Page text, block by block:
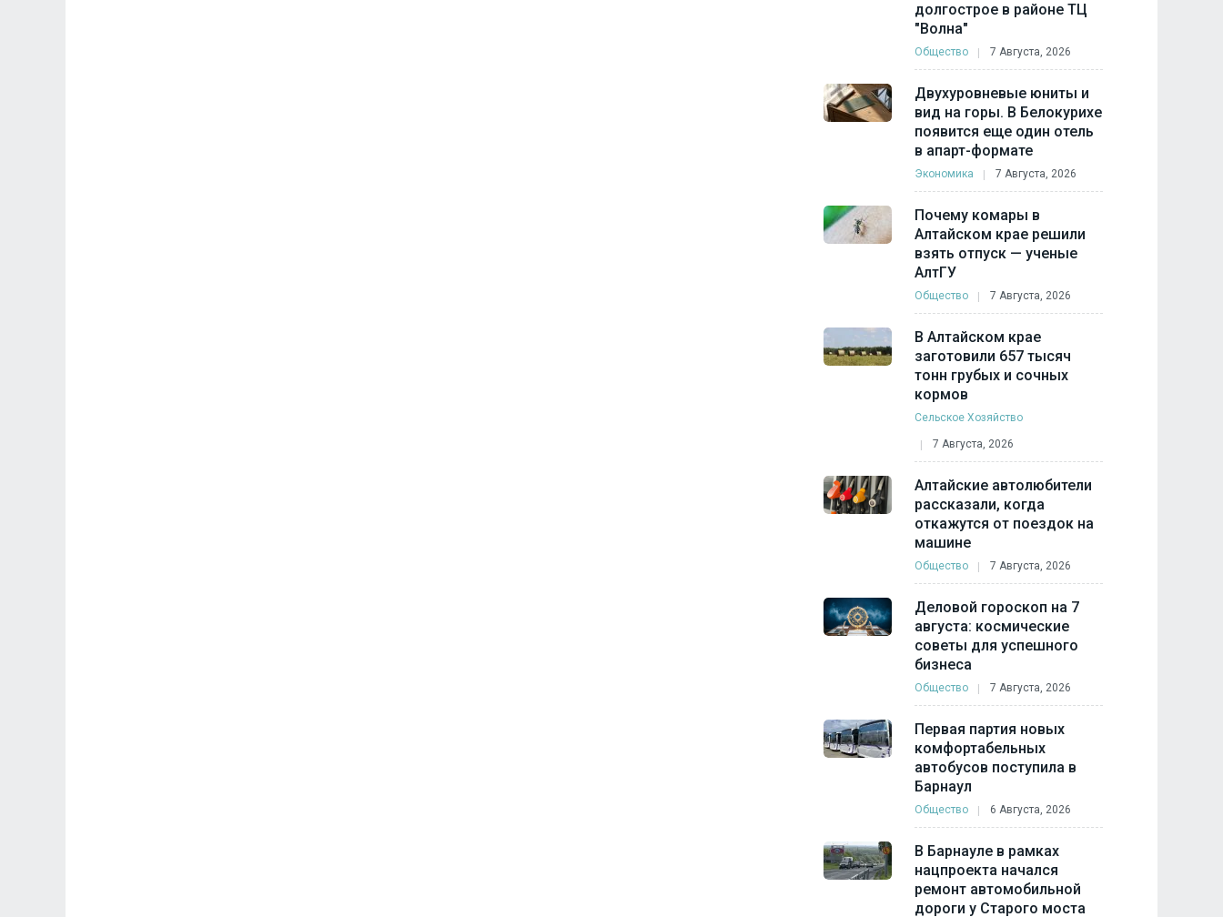
долгострое в районе ТЦ
"Волна"
Общество 7 Августа, 2026
Двухуровневые юниты и
вид на горы. В Белокурихе
появится еще один отель
в апарт-формате
Экономика 7 Августа, 2026
Почему комары в
Алтайском крае решили
взять отпуск — ученые
АлтГУ
Общество 7 Августа, 2026
В Алтайском крае
заготовили 657 тысяч
тонн грубых и сочных
кормов
Сельское Хозяйство
7 Августа, 2026
Алтайские автолюбители
рассказали, когда
откажутся от поездок на
машине
Общество 7 Августа, 2026
Деловой гороскоп на 7
августа: космические
советы для успешного
бизнеса
Общество 7 Августа, 2026
Первая партия новых
комфортабельных
автобусов поступила в
Барнаул
Общество 6 Августа, 2026
В Барнауле в рамках
нацпроекта начался
ремонт автомобильной
дороги у Старого моста